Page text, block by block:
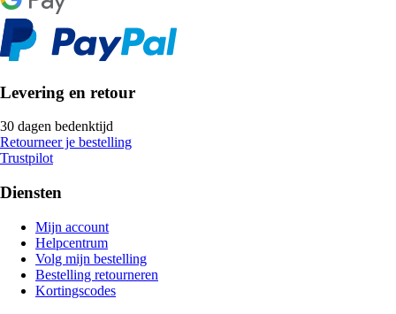
Levering en retour
30 dagen bedenktijd
Retourneer je bestelling
Trustpilot
Diensten
Mijn account
Helpcentrum
Volg mijn bestelling
Bestelling retourneren
Kortingscodes